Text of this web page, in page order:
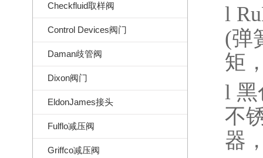
Checkfluid取样阀
Control Devices阀门
Daman歧管阀
Dixon阀门
EldonJames接头
Fulflo减压阀
Griffco减压阀
l
(弹
矩
l 黑
不
器